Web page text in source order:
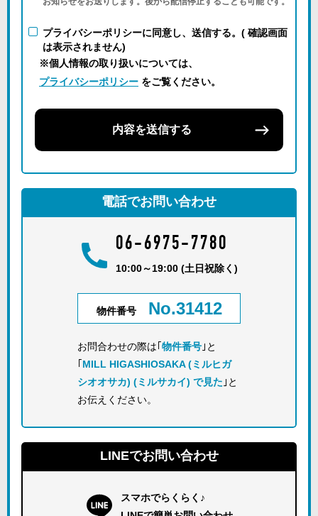
プライバシーポリシーに同意し、送信する。( 確認画面
は表示されません)
※個人情報の取り扱いについては、
プライバシーポリシー をご覧ください。
内容を送信する
電話でお問い合わせ
06-6975-7780
10:00～19:00 (土日祝除く)
物件番号 No.31412
お問合わせの際は｢ 物件番号 ｣と
MILL HIGASHIOSAKA (ミルヒガ
シオオサカ) (ミルサカイ) で見た ｣と
お伝えください。
LINEでお問い合わせ
スマホでらくらく♪